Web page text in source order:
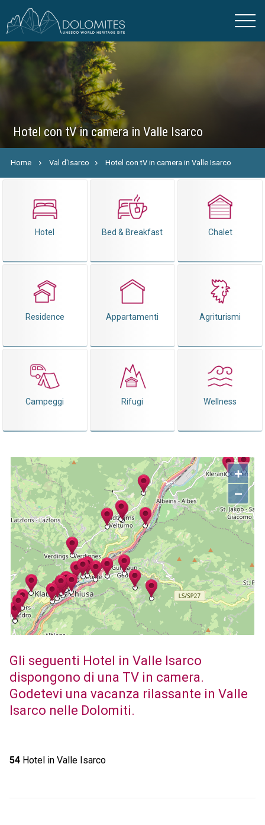
Hotel con tV in camera in Valle Isarco
Home Val d'Isarco Hotel con tV in camera in Valle Isarco
Hotel Bed & Breakfast Chalet
Residence Appartamenti Agriturismi
Campeggi Rifugi Wellness
+
−
Gli seguenti Hotel in Valle Isarco
dispongono di una TV in camera.
Godetevi una vacanza rilassante in Valle
Isarco nelle Dolomiti.
54Hotel in Valle Isarco